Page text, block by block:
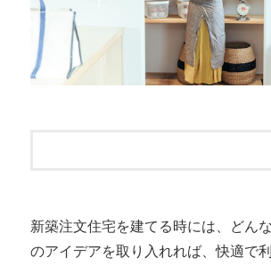
新築注文住宅を建てる時には、どん
のアイデアを取り入れれば、快適で